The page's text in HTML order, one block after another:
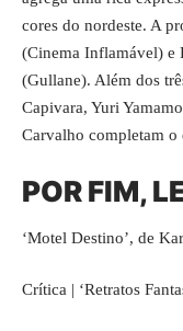
cores do nordeste. A
(Cinema Inflamável) e
(Gullane). Além dos
Capivara, Yuri
Carvalho completam o
POR FIM,
‘Motel Destino’, de
Crítica | ‘Retratos